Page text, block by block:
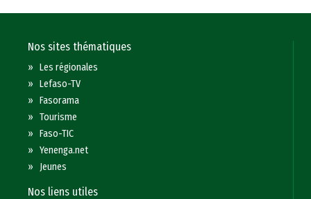
Nos sites thématiques
»Les régionales
»Lefaso-TV
»Fasorama
»Tourisme
»Faso-TIC
»Yenenga.net
» Jeunes
Nos liens utiles